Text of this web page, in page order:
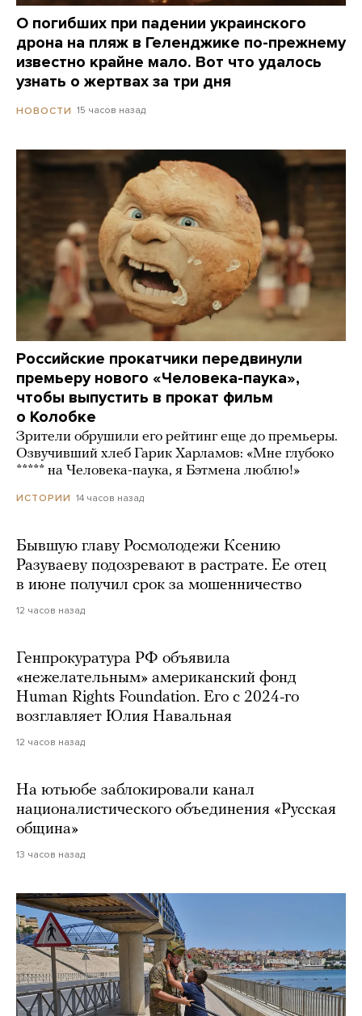
О погибших при падении украинского
дрона на пляж в Геленджике по-прежнему
известно крайне мало. Вот что удалось
узнать о жертвах за три дня
НОВОСТИ 15 часов назад
Российские прокатчики передвинули
премьеру нового «Человека-паука»,
чтобы выпустить в прокат фильм
о Колобке
Зрители обрушили его рейтинг еще до премьеры.
Озвучивший хлеб Гарик Харламов: «Мне глубоко
***** на Человека-паука, я Бэтмена люблю!»
ИСТОРИИ 14 часов назад
Бывшую главу Росмолодежи Ксению
Разуваеву подозревают в растрате. Ее отец
в июне получил срок за мошенничество
12 часов назад
Генпрокуратура РФ объявила
«нежелательным» американский фонд
Human Rights Foundation. Его с 2024-го
возглавляет Юлия Навальная
12 часов назад
На ютьюбе заблокировали канал
националистического объединения «Русская
община»
13 часов назад